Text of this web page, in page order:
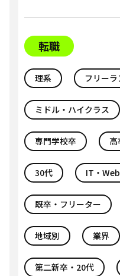
転職
理系 フリーラ
ミドル・ハイクラス
専門学校卒 高
30代 IT・
既卒・フリーター
地域別 業界
第二新卒・20代